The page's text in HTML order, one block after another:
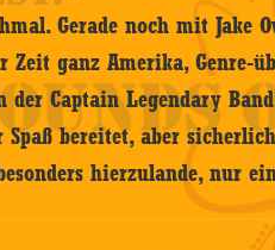
Gerade noch mit Jake
Zeit ganz Amerika, Genre-
der Captain Legendary
bereitet, aber
hierzulande, nur